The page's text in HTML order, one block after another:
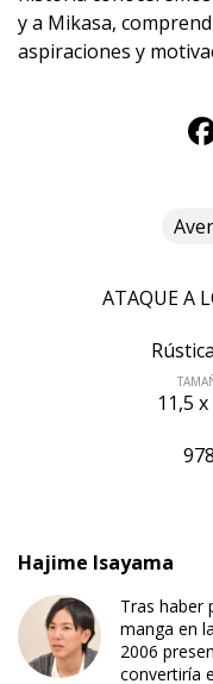
y a Mikasa,
aspiraciones y
ATAQUE A
11,5
Hajime Isayama
Tras haber
manga en
2006
convertiría